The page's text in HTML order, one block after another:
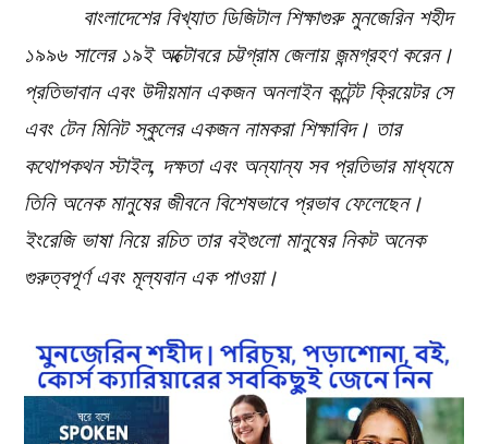
বাংলাদেশের বিখ্যাত ডিজিটাল শিক্ষাগুরু মুনজেরিন শহীদ
১৯৯৬ সালের ১৯ই অক্টোবরে চট্টগ্রাম জেলায় জন্মগ্রহণ করেন।
প্রতিভাবান এবং উদীয়মান একজন অনলাইন কন্টেন্ট ক্রিয়েটর সে
এবং টেন মিনিট স্কুলের একজন নামকরা শিক্ষাবিদ। তার
কথোপকথন স্টাইল, দক্ষতা এবং অন্যান্য সব প্রতিভার মাধ্যমে
তিনি অনেক মানুষের জীবনে বিশেষভাবে প্রভাব ফেলেছেন।
ইংরেজি ভাষা নিয়ে রচিত তার বইগুলো মানুষের নিকট অনেক
গুরুত্বপূর্ণ এবং মূল্যবান এক পাওয়া।